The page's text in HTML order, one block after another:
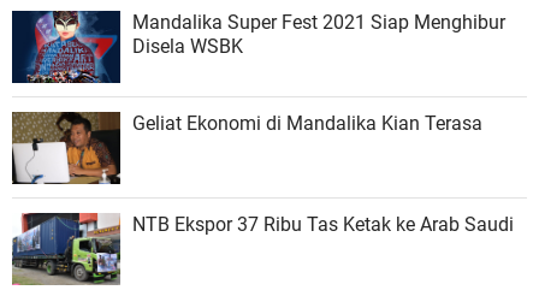
Mandalika Super Fest 2021 Siap Menghibur
Disela WSBK
Geliat Ekonomi di Mandalika Kian Terasa
NTB Ekspor 37 Ribu Tas Ketak ke Arab Saudi